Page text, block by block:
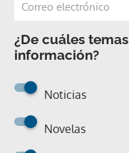
¿De cuáles
información?
Noticias
Novelas